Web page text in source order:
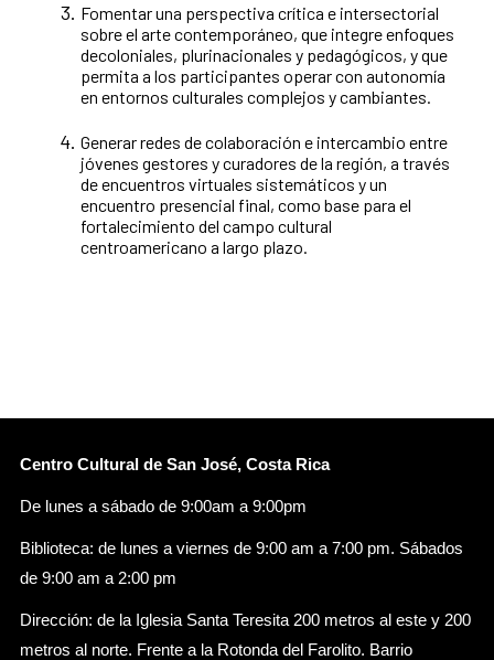
Fomentar una perspectiva crítica e intersectorial
sobre el arte contemporáneo, que integre enfoques
decoloniales, plurinacionales y pedagógicos, y que
permita a los participantes operar con autonomía
en entornos culturales complejos y cambiantes.
Generar redes de colaboración e intercambio entre
jóvenes gestores y curadores de la región, a través
de encuentros virtuales sistemáticos y un
encuentro presencial final, como base para el
fortalecimiento del campo cultural
centroamericano a largo plazo.
Centro Cultural de San José, Costa Rica
De lunes a sábado de 9:00am a 9:00pm
Biblioteca: de lunes a viernes de 9:00 am a 7:00 pm. Sábados
de 9:00 am a 2:00 pm
Dirección: de la Iglesia Santa Teresita 200 metros al este y 200
metros al norte. Frente a la Rotonda del Farolito. Barrio